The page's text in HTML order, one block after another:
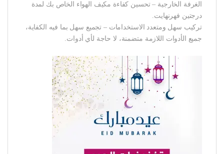
الغرفة الخارجية – تحسين كفاءة مكيف الهواء الخاص بك لمدة
درجتين فهرنهايت.
تركيب سهل ومتعدد الاستخدامات – تجميع سهل بما فيه الكفاية،
جميع الأدوات اللازمة متضمنة، لا حاجة لأي أدوات.